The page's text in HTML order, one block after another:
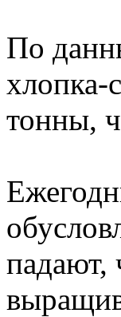
По
хлопка-
тонны,
падают,